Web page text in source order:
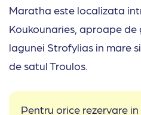
Maratha este localizata
Koukounaries, aproape de
lagunei Strofylias in mare
de satul Troulos.
Pentru orice rezervare